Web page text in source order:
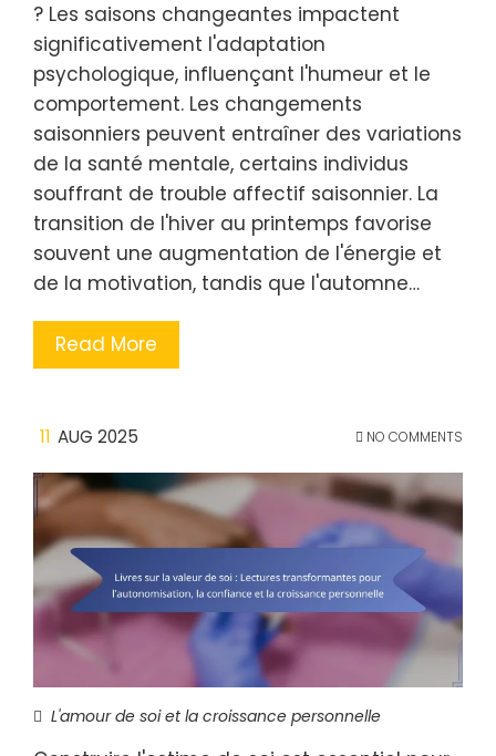
? Les saisons changeantes impactent
significativement l'adaptation
psychologique, influençant l'humeur et le
comportement. Les changements
saisonniers peuvent entraîner des variations
de la santé mentale, certains individus
souffrant de trouble affectif saisonnier. La
transition de l'hiver au printemps favorise
souvent une augmentation de l'énergie et
de la motivation, tandis que l'automne…
Read More
11 AUG 2025 NO COMMENTS
L'amour de soi et la croissance personnelle